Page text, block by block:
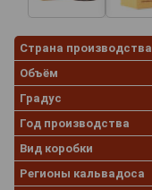
Страна производства
Объём
Градус
Год производства
Вид коробки
Регионы кальвадоса